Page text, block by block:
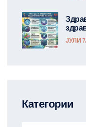
ЈУЛИ
Категории